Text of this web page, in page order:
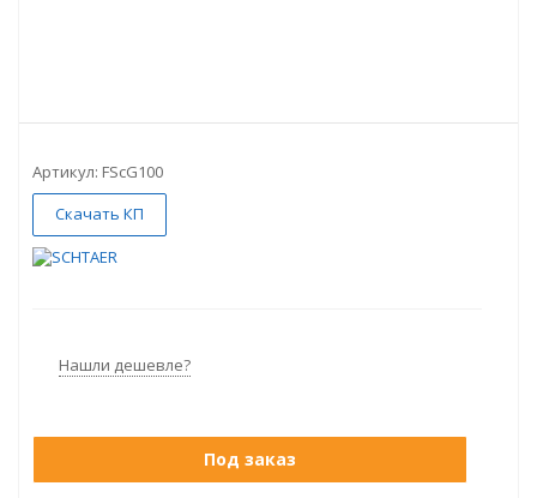
Артикул: FScG100
Скачать КП
Нашли дешевле?
Под заказ